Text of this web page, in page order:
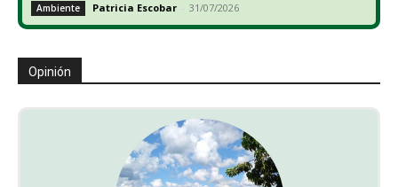
Ambiente Patricia Escobar - 31/07/2026
Opinión